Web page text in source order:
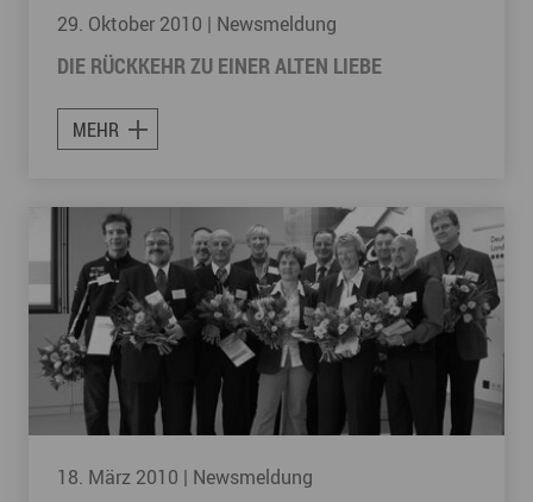
29. Oktober 2010 | Newsmeldung
DIE RÜCKKEHR ZU EINER ALTEN LIEBE
MEHR
18. März 2010 | Newsmeldung